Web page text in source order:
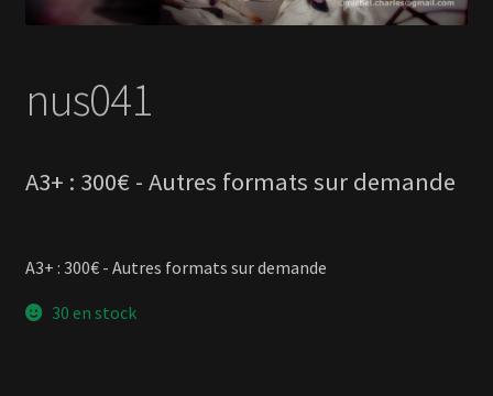
A3+ : 300€ - Autres formats sur demande
30 en stock